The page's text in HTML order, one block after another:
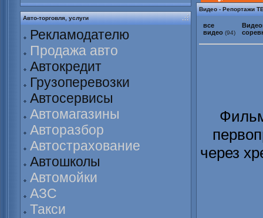
Авто-торговля, услуги
Рекламодателю
Продажа авто
Автокредит
Грузоперевозки
Автосервисы
Автомагазины
Авторазбор
Автострахование
Автошколы
Автомойки
АЗС
Такси
Видео - Репортажи
все
видео (94)
через